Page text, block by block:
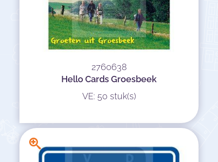
2760638
Hello Cards Groesbeek
VE: 50 stuk(s)